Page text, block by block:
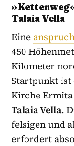
Talaia Vella
Eine
450
Kilometer
Startpunkt ist
Kirche
Talaia Vella.
felsigen und
erfordert